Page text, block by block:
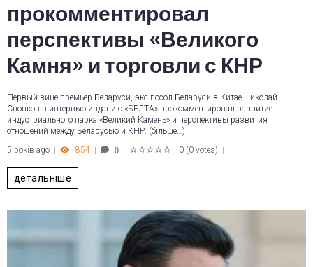
прокомментировал
перспективы «Великого
Камня» и торговли с КНР
Первый вице-премьер Беларуси, экс-посол Беларуси в Китае Николай
Снопков в интервью изданию «БЕЛТА» прокомментировал развитие
индустриального парка «Великий Камень» и перспективы развития
отношений между Беларусью и КНР. (більше…)
5 років ago
854 0 0 (0 votes)
детальніше